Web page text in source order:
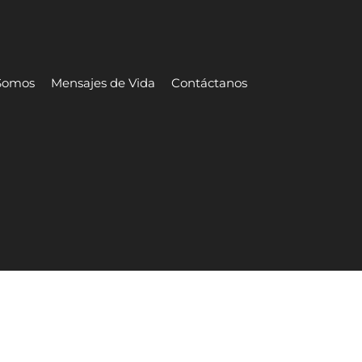
Mensajes de Vida Contáctanos